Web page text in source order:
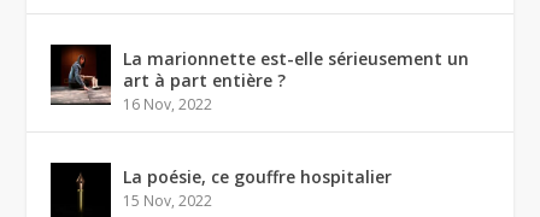
La marionnette est-elle sérieusement un
art à part entière ?
16 Nov, 2022
La poésie, ce gouffre hospitalier
15 Nov, 2022